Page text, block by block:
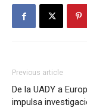
Previous article
De la UADY a
impulsa